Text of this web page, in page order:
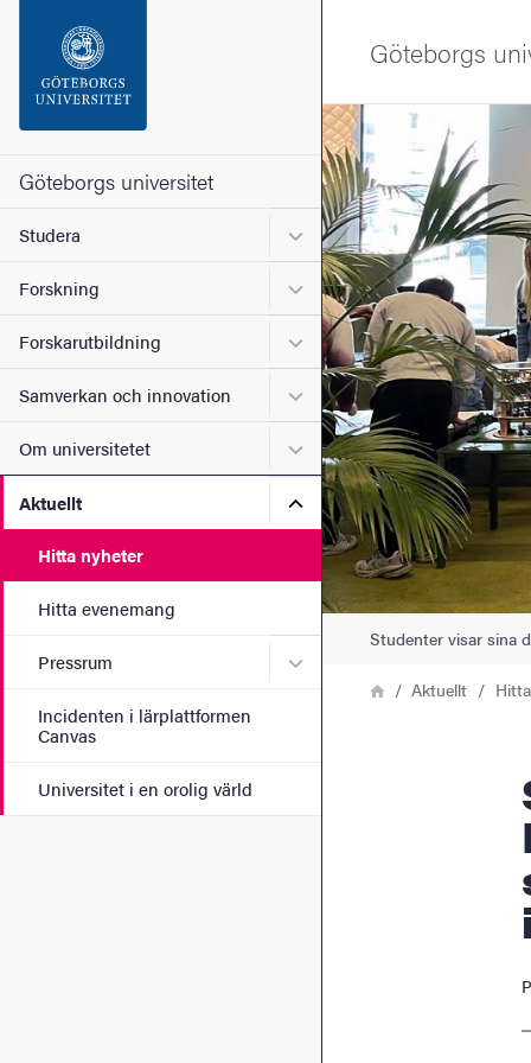
Sidfoten
Om webbplatsen
Göteborgs universitet
Studera Undermeny för Studera
Forskning Undermeny för Forskning
Forskarutbildning Undermeny för
Samverkan och innovation Undermeny för Samverkan
Om universitetet Undermeny för Om
Aktuellt Undermeny för Aktuellt
Hitta nyheter
Hitta evenemang
Pressrum Undermeny för Pressrum
Incidenten i lärplattformen
Canvas
Universitet i en orolig värld
Göteborgs
Bild
Studenter visar sina
LänkstigHemAktuellt